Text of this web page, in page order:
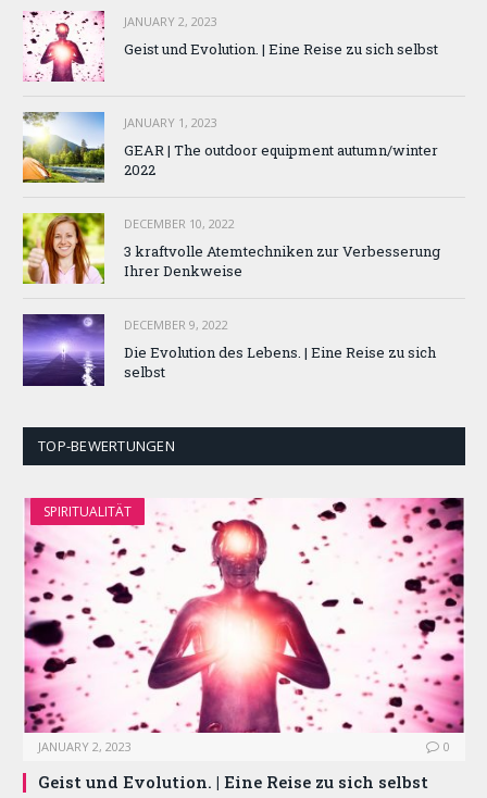
JANUARY 2, 2023
Geist und Evolution. | Eine Reise zu sich selbst
JANUARY 1, 2023
GEAR | The outdoor equipment autumn/winter
2022
DECEMBER 10, 2022
3 kraftvolle Atemtechniken zur Verbesserung
Ihrer Denkweise
DECEMBER 9, 2022
Die Evolution des Lebens. | Eine Reise zu sich
selbst
TOP-BEWERTUNGEN
SPIRITUALITÄT
JANUARY 2, 2023 0
Geist und Evolution. | Eine Reise zu sich selbst